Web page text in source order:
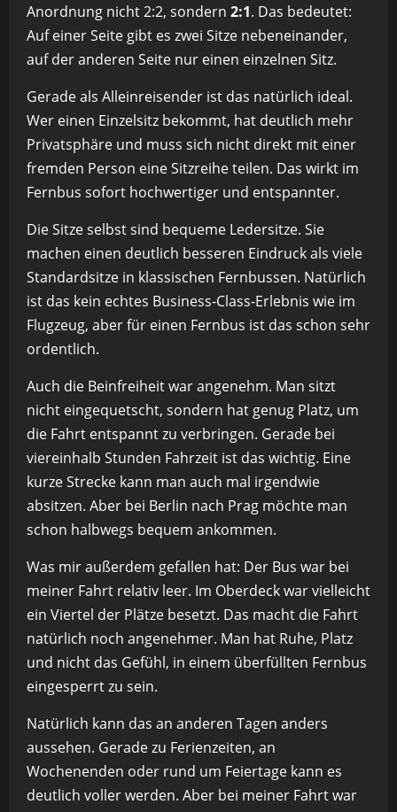
Anordnung nicht 2:2, sondern 2:1. Das bedeutet:
Auf einer Seite gibt es zwei Sitze nebeneinander,
auf der anderen Seite nur einen einzelnen Sitz.
Gerade als Alleinreisender ist das natürlich ideal.
Wer einen Einzelsitz bekommt, hat deutlich mehr
Privatsphäre und muss sich nicht direkt mit einer
fremden Person eine Sitzreihe teilen. Das wirkt im
Fernbus sofort hochwertiger und entspannter.
Die Sitze selbst sind bequeme Ledersitze. Sie
machen einen deutlich besseren Eindruck als viele
Standardsitze in klassischen Fernbussen. Natürlich
ist das kein echtes Business-Class-Erlebnis wie im
Flugzeug, aber für einen Fernbus ist das schon sehr
ordentlich.
Auch die Beinfreiheit war angenehm. Man sitzt
nicht eingequetscht, sondern hat genug Platz, um
die Fahrt entspannt zu verbringen. Gerade bei
viereinhalb Stunden Fahrzeit ist das wichtig. Eine
kurze Strecke kann man auch mal irgendwie
absitzen. Aber bei Berlin nach Prag möchte man
schon halbwegs bequem ankommen.
Was mir außerdem gefallen hat: Der Bus war bei
meiner Fahrt relativ leer. Im Oberdeck war vielleicht
ein Viertel der Plätze besetzt. Das macht die Fahrt
natürlich noch angenehmer. Man hat Ruhe, Platz
und nicht das Gefühl, in einem überfüllten Fernbus
eingesperrt zu sein.
Natürlich kann das an anderen Tagen anders
aussehen. Gerade zu Ferienzeiten, an
Wochenenden oder rund um Feiertage kann es
deutlich voller werden. Aber bei meiner Fahrt war